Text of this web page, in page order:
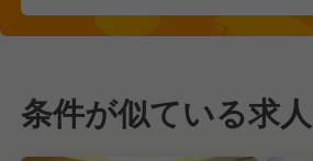
条件が似ている求人